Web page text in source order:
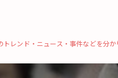
レンド・ニュース・事件などを分